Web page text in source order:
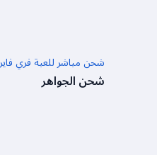
شحن مباشر للعبة فري فاير
شحن الجواهر